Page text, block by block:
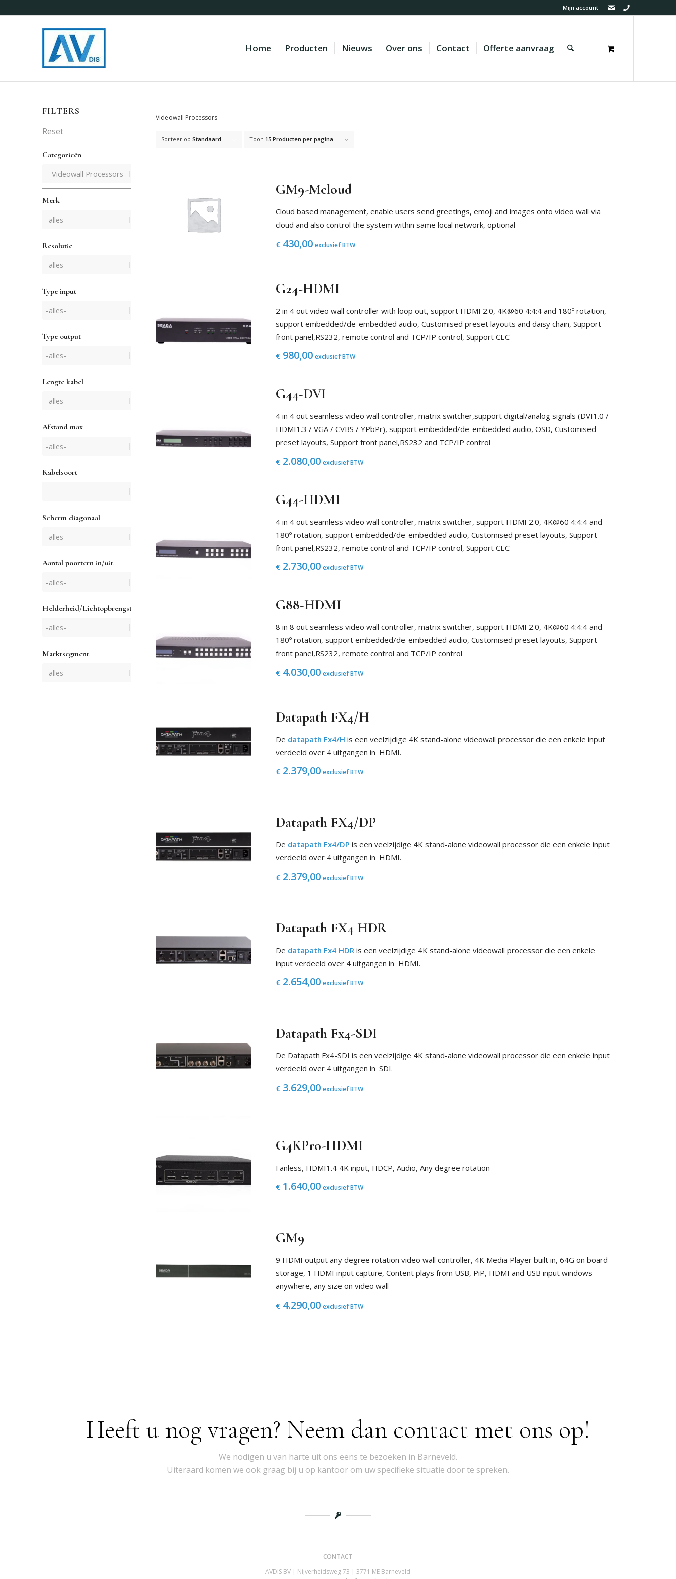
Mijn account
Home Producten Nieuws Over ons Contact Offerte aanvraag
Videowall Processors
Sorteer opStandaard Toon 15 Producten per pagina
GM9-Mcloud
Cloud based management, enable users send greetings, emoji and images onto video wall via
cloud and also control the system within same local network, optional
€430,00 exclusief BTW
G24-HDMI
2 in 4 out video wall controller with loop out, support HDMI 2.0, 4K@60 4:4:4 and 180º rotation,
support embedded/de-embedded audio, Customised preset layouts and daisy chain, Support
front panel,RS232, remote control and TCP/IP control, Support CEC
€980,00 exclusief BTW
G44-DVI
4 in 4 out seamless video wall controller, matrix switcher,support digital/analog signals (DVI1.0 /
HDMI1.3 / VGA / CVBS / YPbPr), support embedded/de-embedded audio, OSD, Customised
preset layouts, Support front panel,RS232 and TCP/IP control
€2.080,00 exclusief BTW
G44-HDMI
4 in 4 out seamless video wall controller, matrix switcher, support HDMI 2.0, 4K@60 4:4:4 and
180º rotation, support embedded/de-embedded audio, Customised preset layouts, Support
front panel,RS232, remote control and TCP/IP control, Support CEC
€2.730,00 exclusief BTW
G88-HDMI
8 in 8 out seamless video wall controller, matrix switcher, support HDMI 2.0, 4K@60 4:4:4 and
180º rotation, support embedded/de-embedded audio, Customised preset layouts, Support
front panel,RS232, remote control and TCP/IP control
€4.030,00 exclusief BTW
Datapath FX4/H
De datapath Fx4/H is een veelzijdige 4K stand-alone videowall processor die een enkele input
verdeeld over 4 uitgangen in HDMI.
€2.379,00 exclusief BTW
Datapath FX4/DP
De datapath Fx4/DP is een veelzijdige 4K stand-alone videowall processor die een enkele input
verdeeld over 4 uitgangen in HDMI.
€2.379,00 exclusief BTW
Datapath FX4 HDR
De datapath Fx4 HDR is een veelzijdige 4K stand-alone videowall processor die een enkele
input verdeeld over 4 uitgangen in HDMI.
€2.654,00 exclusief BTW
Datapath Fx4-SDI
De Datapath Fx4-SDI is een veelzijdige 4K stand-alone videowall processor die een enkele input
verdeeld over 4 uitgangen in SDI.
€3.629,00 exclusief BTW
G4KPro-HDMI
Fanless, HDMI1.4 4K input, HDCP, Audio, Any degree rotation
€1.640,00 exclusief BTW
GM9
9 HDMI output any degree rotation video wall controller, 4K Media Player built in, 64G on board
storage, 1 HDMI input capture, Content plays from USB, PiP, HDMI and USB input windows
anywhere, any size on video wall
€4.290,00 exclusief BTW
FILTERS
Reset
Categorieën
Merk
Resolutie
Type input
Type output
Lengte kabel
Afstand max
Kabelsoort
Scherm diagonaal
Aantal poortern in/uit
Helderheid/Lichtopbrengst
Marktsegment
Heeft u nog vragen? Neem dan contact met ons op!
We nodigen u van harte uit ons eens te bezoeken in Barneveld.
Uiteraard komen we ook graag bij u op kantoor om uw specifieke situatie door te spreken.
CONTACT
AVDIS BV | Nijverheidsweg 73 | 3771 ME Barneveld